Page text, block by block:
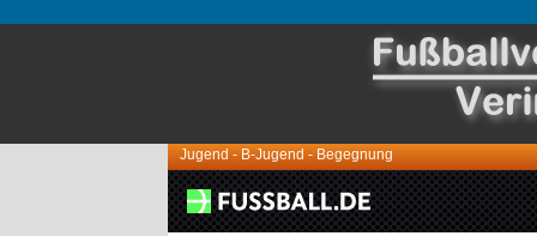
Jugend - B-Jugend - Begegnung